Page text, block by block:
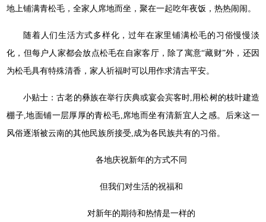
地上铺满青松毛，全家人席地而坐，聚在一起吃年夜饭，热热闹闹。
随着人们生活方式多样化，过年在家里铺满松毛的习俗慢慢淡
化，但每户人家都会放点松毛在自家客厅，除了寓意“藏财”外，还因
为松毛具有特殊清香，家人祈福时可以用作求清吉平安。
小贴士：古老的彝族在举行庆典或宴会宾客时,用松树的枝叶建造
棚子,地面铺一层厚厚的青松毛,席地而坐有清新宜人之感。后来这一
风俗逐渐被云南的其他民族所接受,成为各民族共有的习俗。
各地庆祝新年的方式不同
但我们对生活的祝福和
对新年的期待和热情是一样的